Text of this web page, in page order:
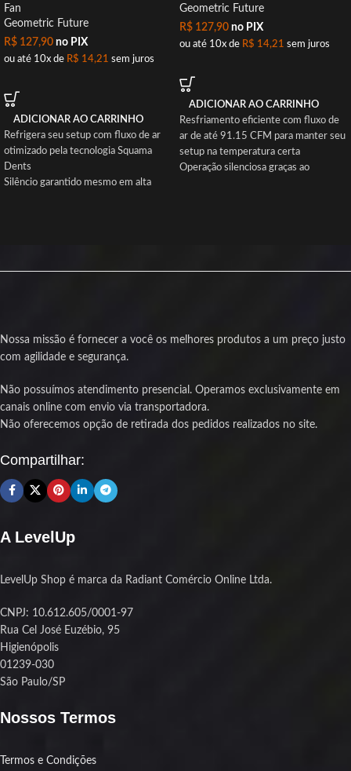
Fan
Geometric Future
R$ 127,90 no PIX
ou até 10x de R$ 14,21 sem juros
ADICIONAR AO CARRINHO
Refrigera seu setup com fluxo de ar
otimizado pela tecnologia Squama
Dents
Silêncio garantido mesmo em alta
de garantia para sua segurança
Geometric Future
R$ 127,90 no PIX
ou até 10x de R$ 14,21 sem juros
ADICIONAR AO CARRINHO
Resfriamento eficiente com fluxo de
ar de até 91.15 CFM para manter seu
setup na temperatura certa
Operação silenciosa graças ao
800 e 2400 RPM para ajustar o
garantia de 1 ano para sua
tranquilidade
Nossa missão é fornecer a você os melhores produtos a um preço justo
com agilidade e segurança.
Não possuímos atendimento presencial. Operamos exclusivamente em
canais online com envio via transportadora.
Não oferecemos opção de retirada dos pedidos realizados no site.
Compartilhar:
A LevelUp
LevelUp Shop é marca da Radiant Comércio Online Ltda.
CNPJ: 10.612.605/0001-97
Rua Cel José Euzébio, 95
Higienópolis
01239-030
São Paulo/SP
Nossos Termos
Termos e Condições